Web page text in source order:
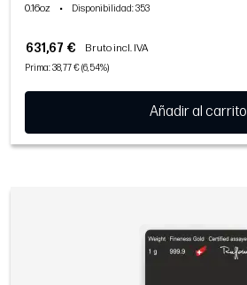
0.16oz • Disponibilidad: 353
631,67 € Bruto incl. IVA
Prima: 38,77 € (6,54%)
Añadir al carrito